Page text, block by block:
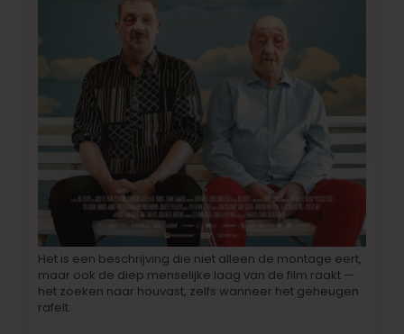
Het is een beschrijving die niet alleen de montage eert,
maar ook de diep menselijke laag van de film raakt —
het zoeken naar houvast, zelfs wanneer het geheugen
rafelt.